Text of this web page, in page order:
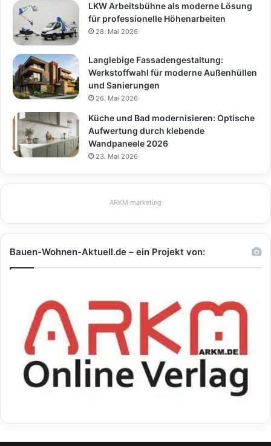
LKW Arbeitsbühne als moderne Lösung
für professionelle Höhenarbeiten
28. Mai 2026
Langlebige Fassadengestaltung:
Werkstoffwahl für moderne Außenhüllen
und Sanierungen
26. Mai 2026
Küche und Bad modernisieren: Optische
Aufwertung durch klebende
Wandpaneele 2026
23. Mai 2026
ARKM.marketing
Bauen-Wohnen-Aktuell.de – ein Projekt von: